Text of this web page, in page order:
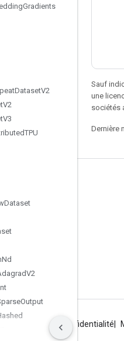
Gradients
DatasetV2
V2
V3
TPU
Dataset
Nd
V2
Output
Sauf
une
sociétés
Dernière
Règles de confidentialité